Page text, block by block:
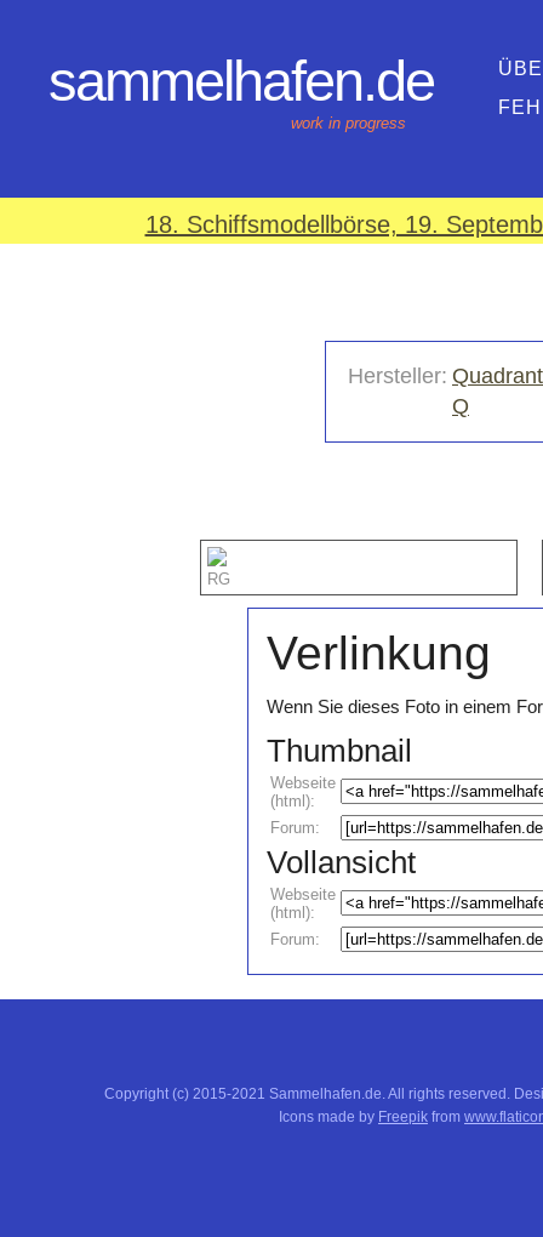
sammelhafen.de
work in progress
18. Schiffsmodellbörse, 19.
Hersteller: Quadrant
Q
RG
Verlinkung
Wenn Sie dieses Foto in einem
Thumbnail
Webseite
(html):
Forum:
Vollansicht
Webseite
(html):
Forum:
Copyright (c) 2015-2021 Sammelhafen.de. All rights reserved.
Icons made by Freepik from